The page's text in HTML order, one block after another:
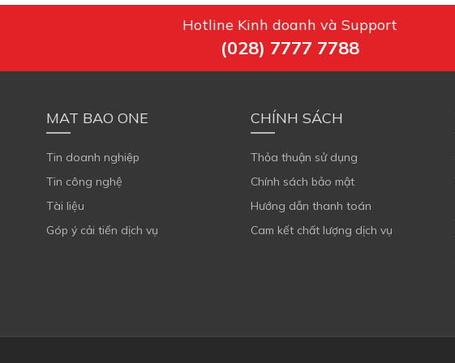
Hotline Kinh doanh và Support
(028) 7777 7788
MAT BAO ONE
Tin doanh nghiệp
Tin công nghệ
Tài liệu
Góp ý cải tiến dịch vụ
CHÍNH SÁCH
Thỏa thuận sử dụng
Chính sách bảo mật
Hướng dẫn thanh toán
Cam kết chất lượng dịch vụ